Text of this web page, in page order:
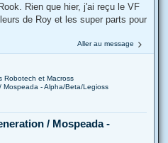
Rien que hier, j'ai reçu le VF
de Roy et les super parts pour
Aller au message
Robotech et Macross
- Alpha/Beta/Legioss
/ Mospeada -